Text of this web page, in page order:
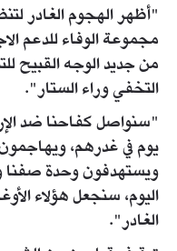
"أظهر الهجوم الغادر
مجموعة الوفاء للدعم
من جديد الوجه القبيح
التخفي وراء الستار".
"سنواصل كفاحنا ضد
يوم في غدرهم،
ويستهدفون وحدة صفنا
اليوم، سنجعل هؤلاء
الغادر".